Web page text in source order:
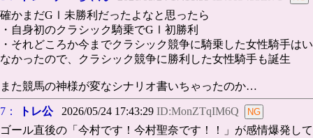
確かまだGⅠ未勝利だったよなと思ったら
・自身初のクラシック騎乗でGⅠ初勝利
・それどころか今までクラシック競争に騎乗した女性騎手はい
なかったので、クラシック競争に勝利した女性騎手も誕生
また競馬の神様が変なシナリオ書いちゃったのか…
7： トレ公2026/05/24 17:43:29 ID:MonZTqIM6Q
ゴール直後の「今村です！今村聖奈です！！」が感情爆発して